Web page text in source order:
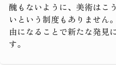
醜もないように、美術はこ
いという制度もありません
由になることで新たな発見
す。